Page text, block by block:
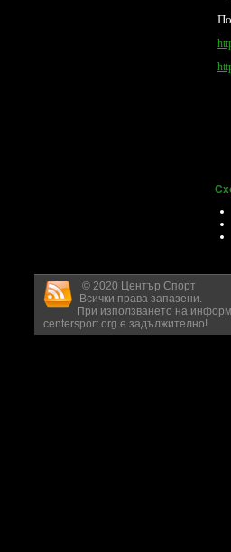
© 2020 Център Спорт
Всички права запазени.
При използването на
centersport.org е задължително!